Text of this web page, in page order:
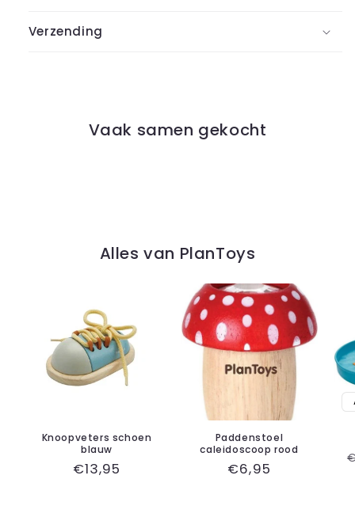
Verzending
Vaak samen gekocht
Alles van PlanToys
Knoopveters schoen
blauw
Normale
€13,95
Paddenstoel
caleidoscoop rood
Normale
€6,95